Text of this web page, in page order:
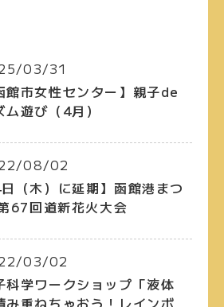
03/31
館市女性センター】親子de
ム遊び（4月）
08/02
日（木）に延期】函館港まつ
67回道新花火大会
03/02
科学ワークショップ「液体
み重ねちゃおう！レインボ